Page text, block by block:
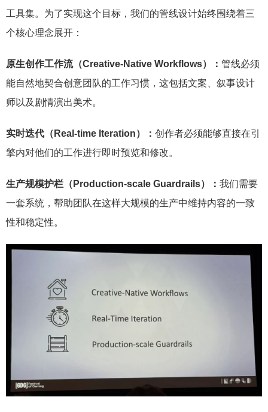
工具集。为了实现这个目标，我们的管线设计始终围绕着三
个核心理念展开：
原生创作工作流（Creative-Native Workflows） ： 管线必须
能自然地契合创意团队的工作习惯，这包括文案、叙事设计
师以及剧情演出美术。
实时迭代 （ Real-time Iteration） ： 创作者必须能够直接在引
擎内对他们的工作进行即时预览和修改。
生产规模护栏（Production-scale Guardrails）： 我们需要
一套系统，帮助团队在这样大规模的生产中维持内容的一致
性和稳定性。